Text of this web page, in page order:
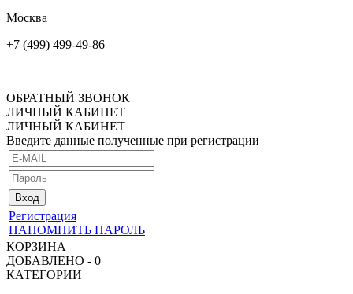
Москва
+7 (499) 499-49-86
ОБРАТНЫЙ ЗВОНОК
ЛИЧНЫЙ КАБИНЕТ
ЛИЧНЫЙ КАБИНЕТ
Введите данные полученные при регистрации
Регистрация
НАПОМНИТЬ ПАРОЛЬ
КОРЗИНА
ДОБАВЛЕНО - 0
КАТЕГОРИИ